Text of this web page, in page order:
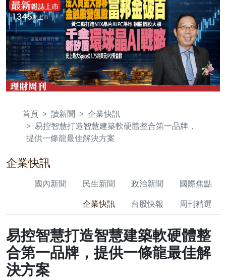
首頁 讀新聞
企業快訊
易控智慧打造智慧建築軟硬體整合第一品牌，
提供一條龍最佳解決方案
企業快訊
國內新聞 民生新聞 政治新聞
國際焦點
企業快訊
台股快報 周刊精選
易控智慧打造智慧建築軟硬體整
合第一品牌，提供一條龍最佳解
決方案